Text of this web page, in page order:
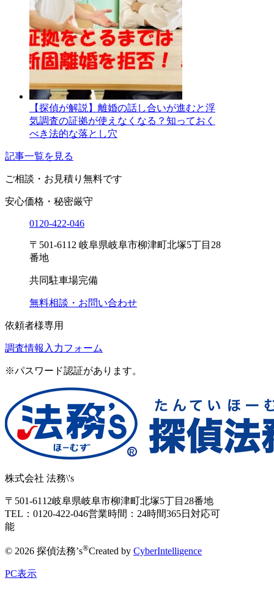
【探偵が解説】離婚の話し合いが進むと浮
気調査の証拠が使えなくなる？知っておく
べき法的な落とし穴
記事一覧を見る
ご相談・お見積り 無料です
安心価格・秘密厳守
0120-422-046
〒501-6112 岐阜県岐阜市柳津町北塚5丁目28
番地
共同駐車場完備
無料相談・お問い合わせ
依頼者様専用
調査情報入力フォーム
※パスワード認証があります。
株式会社 法務\'s
〒501-6112岐阜県岐阜市柳津町北塚5丁目28番地
TEL：0120-422-046営業時間：24時間365日対応可
能
© 2026 探偵法務’s®Created by CyberIntelligence
PC表示